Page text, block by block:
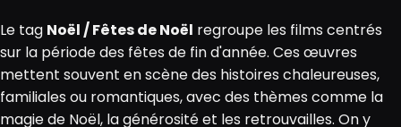
Le tag Noël / Fêtes de Noël regroupe les films centrés
sur la période des fêtes de fin d'année. Ces œuvres
mettent souvent en scène des histoires chaleureuses,
familiales ou romantiques, avec des thèmes comme la
magie de Noël, la générosité et les retrouvailles. On y